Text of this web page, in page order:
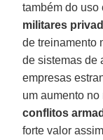
também do
militares
de treinamento
de sistemas de
empresas
um aumento
conflitos
forte valor